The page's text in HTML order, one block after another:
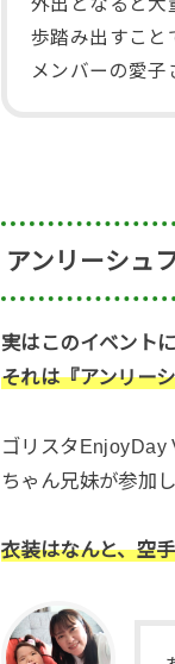
外出となると大
歩踏み出すこと
メンバーの愛子
アンリーシュ
実はこのイベント
それは『アンリー
ゴリスタEnjoyDay
ちゃん兄妹が参加
衣装はなんと、空